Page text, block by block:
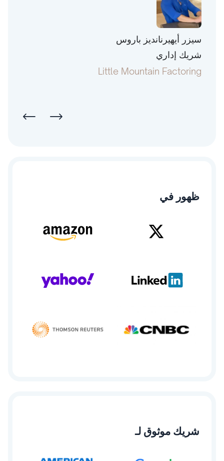
سيزر أيهيرنانديز باروس
شريك إداري
Little Mountain Factoring
ظهور في
شريك موثوق لـ